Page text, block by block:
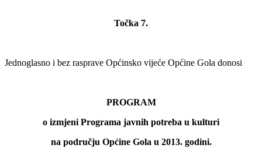
Točka 7.
Jednoglasno i bez rasprave Općinsko vijeće Općine Gola donosi
PROGRAM
o izmjeni Programa javnih potreba u kulturi
na području Općine Gola u 2013. godini.